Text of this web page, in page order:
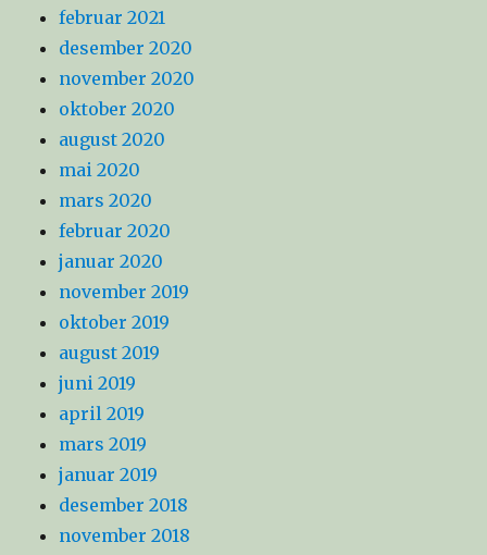
februar 2021
desember 2020
november 2020
oktober 2020
august 2020
mai 2020
mars 2020
februar 2020
januar 2020
november 2019
oktober 2019
august 2019
juni 2019
april 2019
mars 2019
januar 2019
desember 2018
november 2018